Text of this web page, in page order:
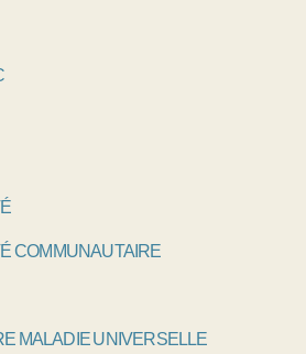
COMMUNAUTAIRE
MALADIE UNIVERSELLE